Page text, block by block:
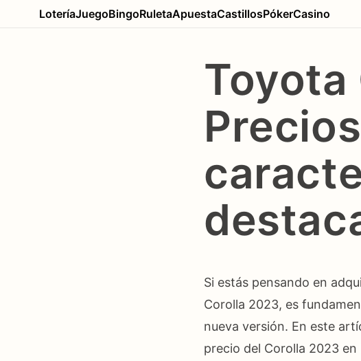
LoteríaJuegoBingoRuletaApuestaCastillosPókerCasino
Si estás pensando en
Corolla 2023, es
nueva versión. En este
precio del Corolla 2023